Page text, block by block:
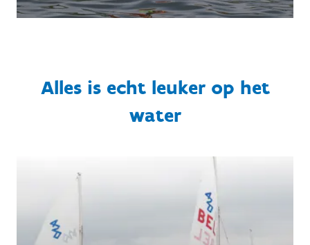
Alles is echt leuker op het
water